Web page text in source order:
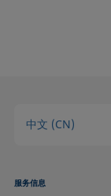
中文 (CN)
服务信息